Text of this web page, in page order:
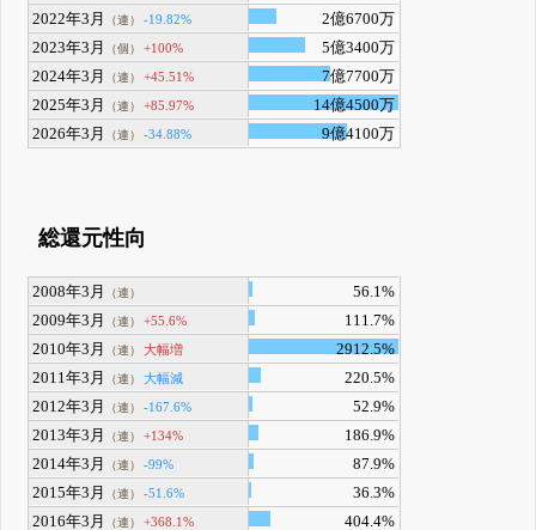
2022年3月
（連） -19.82%
2億6700万
2023年3月
（個） +100%
5億3400万
2024年3月
（連） +45.51%
7億7700万
2025年3月
（連） +85.97%
14億4500万
2026年3月
（連） -34.88% 9億4100万
総還元性向
2008年3月 （連）
56.1%
2009年3月
（連） +55.6%
111.7%
2010年3月
（連） 大幅増
2912.5%
2011年3月
（連） 大幅減
220.5%
2012年3月
（連） -167.6%
52.9%
2013年3月
（連） +134%
186.9%
2014年3月
（連） -99%
87.9%
2015年3月
（連） -51.6%
36.3%
2016年3月
（連） +368.1%
404.4%